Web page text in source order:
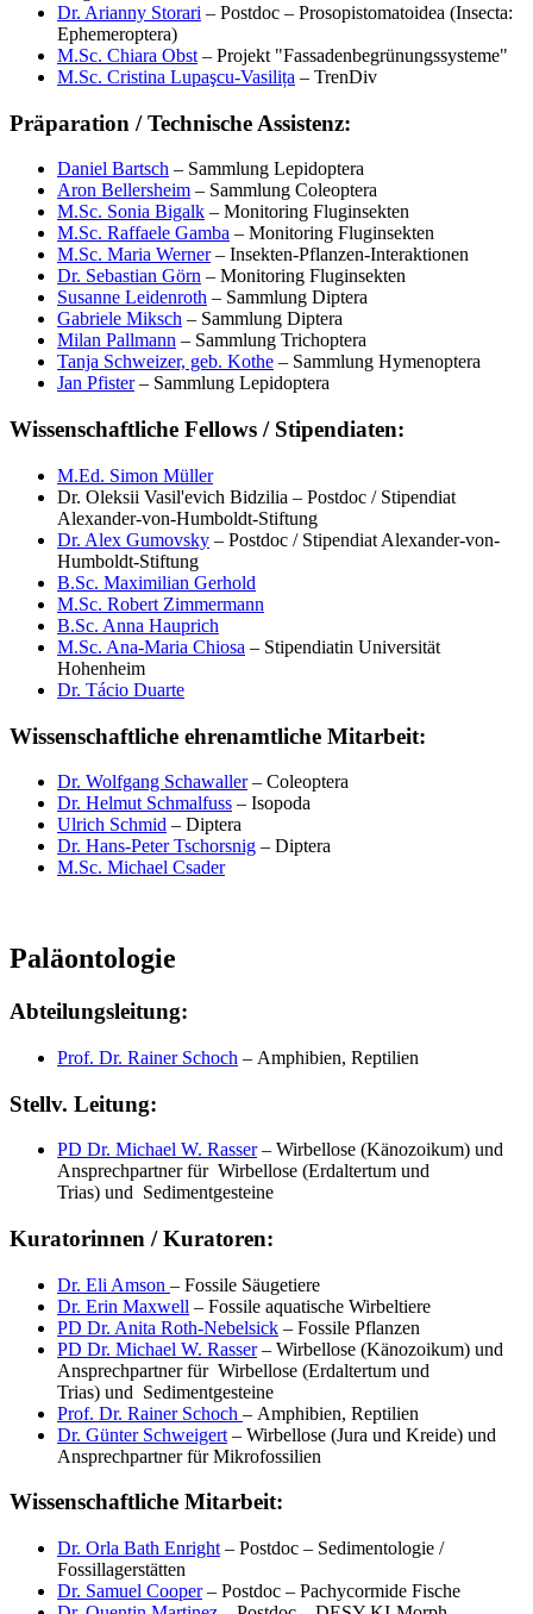
Dr. Arianny Storari – Postdoc – Prosopistomatoidea (Insecta:
Ephemeroptera)
M.Sc. Chiara Obst – Projekt "Fassadenbegrünungssysteme"
M.Sc. Cristina Lupaşcu-Vasilița – TrenDiv
Präparation / Technische Assistenz:
Daniel Bartsch – Sammlung Lepidoptera
Aron Bellersheim – Sammlung Coleoptera
M.Sc. Sonia Bigalk – Monitoring Fluginsekten
M.Sc. Raffaele Gamba – Monitoring Fluginsekten
M.Sc. Maria Werner– Insekten-Pflanzen-Interaktionen
Dr. Sebastian Görn – Monitoring Fluginsekten
Susanne Leidenroth – Sammlung Diptera
Gabriele Miksch – Sammlung Diptera
Milan Pallmann – Sammlung Trichoptera
Tanja Schweizer, geb. Kothe – Sammlung Hymenoptera
Jan Pfister– Sammlung Lepidoptera
Wissenschaftliche Fellows / Stipendiaten:
M.Ed. Simon Müller
Dr. Oleksii Vasil'evich Bidzilia – Postdoc / Stipendiat
Alexander-von-Humboldt-Stiftung
Dr. Alex Gumovsky – Postdoc / Stipendiat Alexander-von-
Humboldt-Stiftung
B.Sc. Maximilian Gerhold
M.Sc. Robert Zimmermann
B.Sc. Anna Hauprich
M.Sc. Ana-Maria Chiosa – Stipendiatin Universität
Hohenheim
Dr. Tácio Duarte
Wissenschaftliche ehrenamtliche Mitarbeit:
Dr. Wolfgang Schawaller– Coleoptera
Dr. Helmut Schmalfuss – Isopoda
Ulrich Schmid – Diptera
Dr. Hans-Peter Tschorsnig – Diptera
M.Sc. Michael Csader
Paläontologie
Abteilungsleitung:
Prof. Dr. Rainer Schoch – Amphibien, Reptilien
Stellv. Leitung:
PD Dr. Michael W. Rasser– Wirbellose (Känozoikum) und
Ansprechpartner für Wirbellose (Erdaltertum und
Trias) und Sedimentgesteine
Kuratorinnen / Kuratoren:
Dr. Eli Amson – Fossile Säugetiere
Dr. Erin Maxwell – Fossile aquatische Wirbeltiere
PD Dr. Anita Roth-Nebelsick – Fossile Pflanzen
PD Dr. Michael W. Rasser– Wirbellose (Känozoikum) und
Ansprechpartner für Wirbellose (Erdaltertum und
Trias) und Sedimentgesteine
Prof. Dr. Rainer Schoch – Amphibien, Reptilien
Dr. Günter Schweigert – Wirbellose (Jura und Kreide) und
Ansprechpartner für Mikrofossilien
Wissenschaftliche Mitarbeit:
Dr. Orla Bath Enright – Postdoc – Sedimentologie /
Fossillagerstätten
Dr. Samuel Cooper– Postdoc – Pachycormide Fische